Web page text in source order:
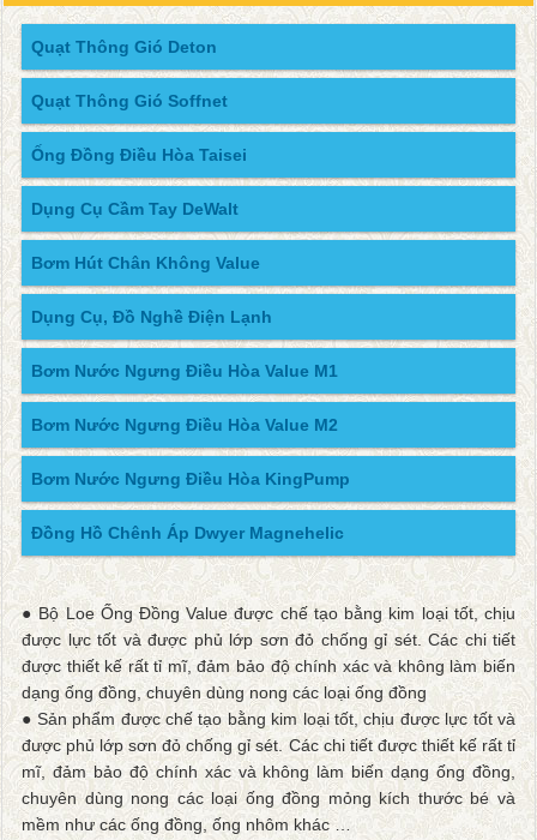
Quạt Thông Gió Deton
Quạt Thông Gió Soffnet
Ống Đồng Điều Hòa Taisei
Dụng Cụ Cầm Tay DeWalt
Bơm Hút Chân Không Value
Dụng Cụ, Đồ Nghề Điện Lạnh
Bơm Nước Ngưng Điều Hòa Value M1
Bơm Nước Ngưng Điều Hòa Value M2
Bơm Nước Ngưng Điều Hòa KingPump
Đồng Hồ Chênh Áp Dwyer Magnehelic
● Bộ Loe Ống Đồng Value được chế tạo bằng kim loại tốt, chịu
được lực tốt và được phủ lớp sơn đỏ chống gỉ sét. Các chi tiết
được thiết kế rất tỉ mĩ, đảm bảo độ chính xác và không làm biến
dạng ống đồng, chuyên dùng nong các loại ống đồng
● Sản phẩm được chế tạo bằng kim loại tốt, chịu được lực tốt và
được phủ lớp sơn đỏ chống gỉ sét. Các chi tiết được thiết kế rất tỉ
mĩ, đảm bảo độ chính xác và không làm biến dạng ống đồng,
chuyên dùng nong các loại ống đồng mỏng kích thước bé và
mềm như các ống đồng, ống nhôm khác …